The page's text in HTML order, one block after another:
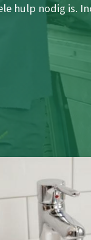
hulp nodig is.